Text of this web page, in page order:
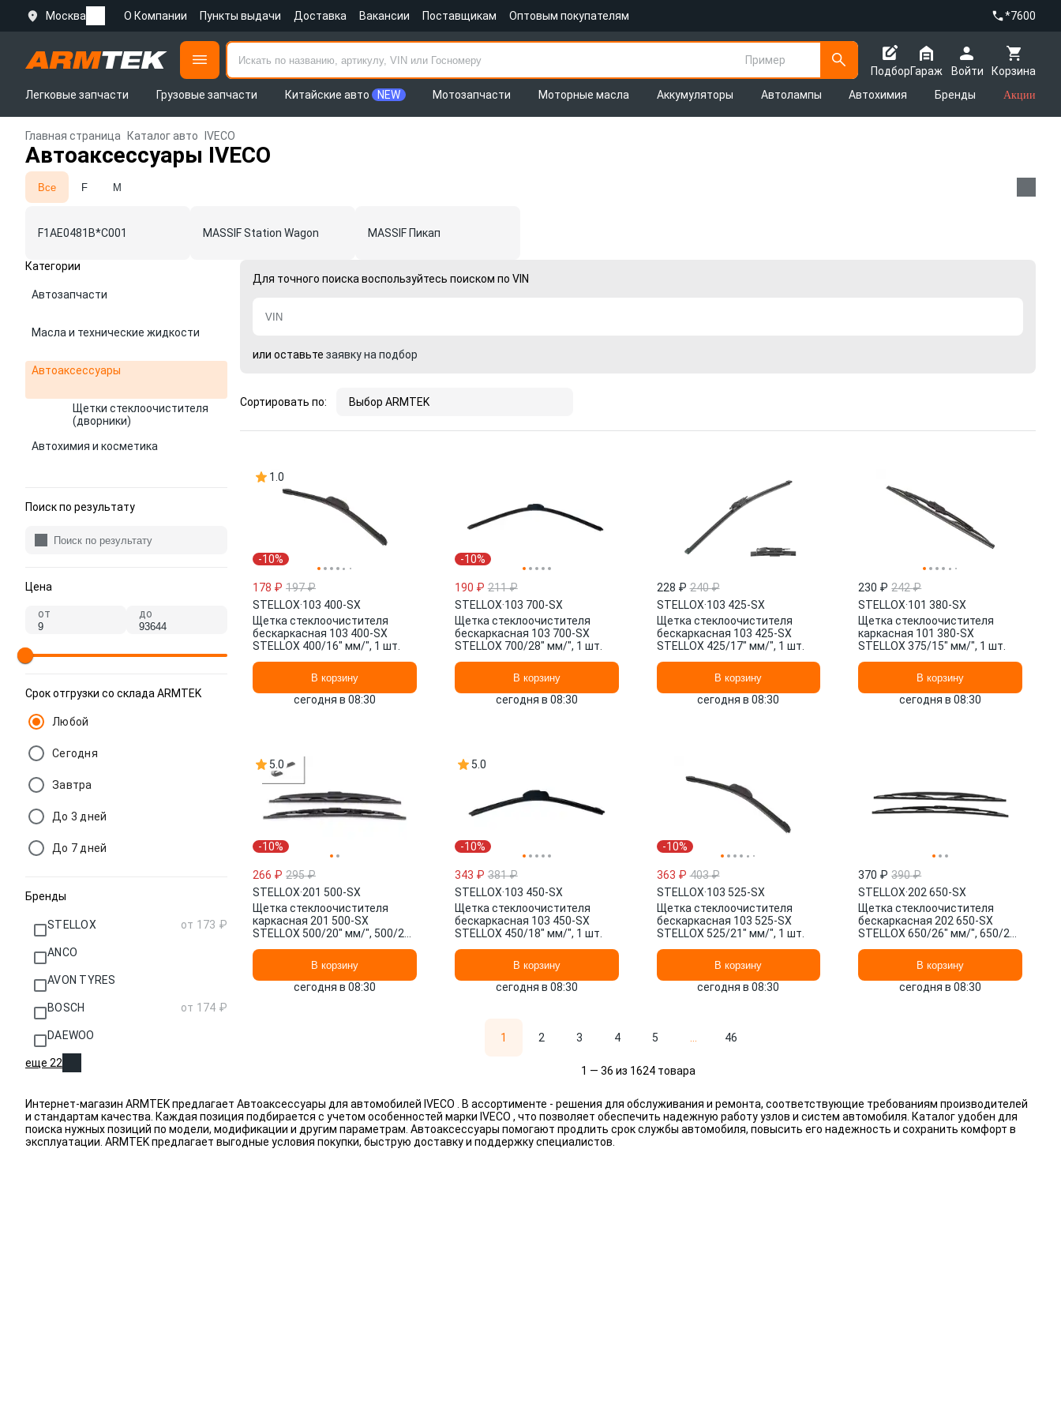
Москва О Компании Пункты выдачи Доставка Вакансии Поставщикам Оптовым покупателям *7600
Пример
Подбор
Корзина
Гараж
Войти
Легковые запчасти
Грузовые запчасти Китайские авто NEW Мотозапчасти Моторные масла Аккумуляторы Автолампы Автохимия Бренды Акции
Главная страница Каталог авто IVECO
Автоаксессуары IVECO
Все F M
F1AE0481B*C001 MASSIF Station Wagon MASSIF Пикап
Категории
Автозапчасти
Масла и технические жидкости
Автоаксессуары
Щетки стеклоочистителя
(дворники)
Автохимия и косметика
Поиск по результату
Цена
от до
Срок отгрузки со склада ARMTEK
Любой
Сегодня
Завтра
До 3 дней
До 7 дней
Бренды
STELLOX от 173 ₽
ANCO
AVON TYRES
BOSCH от 174 ₽
DAEWOO
еще 22
Для точного поиска воспользуйтесь поиском по VIN
или оставьте заявку на подбор
Сортировать по: Выбор ARMTEK
1.0
-10%
178 ₽ 197 ₽
STELLOX·103 400-SX
Щетка стеклоочистителя
бескаркасная 103 400-SX
STELLOX 400/16" мм/", 1 шт.
В корзину
сегодня в 08:30
-10%
190 ₽ 211 ₽
STELLOX·103 700-SX
Щетка стеклоочистителя
бескаркасная 103 700-SX
STELLOX 700/28" мм/", 1 шт.
В корзину
сегодня в 08:30
228 ₽ 240 ₽
STELLOX·103 425-SX
Щетка стеклоочистителя
бескаркасная 103 425-SX
STELLOX 425/17" мм/", 1 шт.
В корзину
сегодня в 08:30
230 ₽ 242 ₽
STELLOX·101 380-SX
Щетка стеклоочистителя
каркасная 101 380-SX
STELLOX 375/15" мм/", 1 шт.
В корзину
сегодня в 08:30
5.0
-10%
266 ₽ 295 ₽
STELLOX·201 500-SX
Щетка стеклоочистителя
каркасная 201 500-SX
STELLOX 500/20" мм/", 500/20"
В корзину
сегодня в 08:30
5.0
-10%
343 ₽ 381 ₽
STELLOX·103 450-SX
Щетка стеклоочистителя
бескаркасная 103 450-SX
STELLOX 450/18" мм/", 1 шт.
В корзину
сегодня в 08:30
-10%
363 ₽ 403 ₽
STELLOX·103 525-SX
Щетка стеклоочистителя
бескаркасная 103 525-SX
STELLOX 525/21" мм/", 1 шт.
В корзину
сегодня в 08:30
370 ₽ 390 ₽
STELLOX·202 650-SX
Щетка стеклоочистителя
бескаркасная 202 650-SX
STELLOX 650/26" мм/", 650/26"
В корзину
сегодня в 08:30
1 2 3 4 5 46
1 — 36 из 1624 товара
Интернет-магазин ARMTEK предлагает Автоаксессуары для автомобилей IVECO . В ассортименте - решения для обслуживания и ремонта, соответствующие требованиям производителей
и стандартам качества. Каждая позиция подбирается с учетом особенностей марки IVECO , что позволяет обеспечить надежную работу узлов и систем автомобиля. Каталог удобен для
поиска нужных позиций по модели, модификации и другим параметрам. Автоаксессуары помогают продлить срок службы автомобиля, повысить его надежность и сохранить комфорт в
эксплуатации. ARMTEK предлагает выгодные условия покупки, быструю доставку и поддержку специалистов.